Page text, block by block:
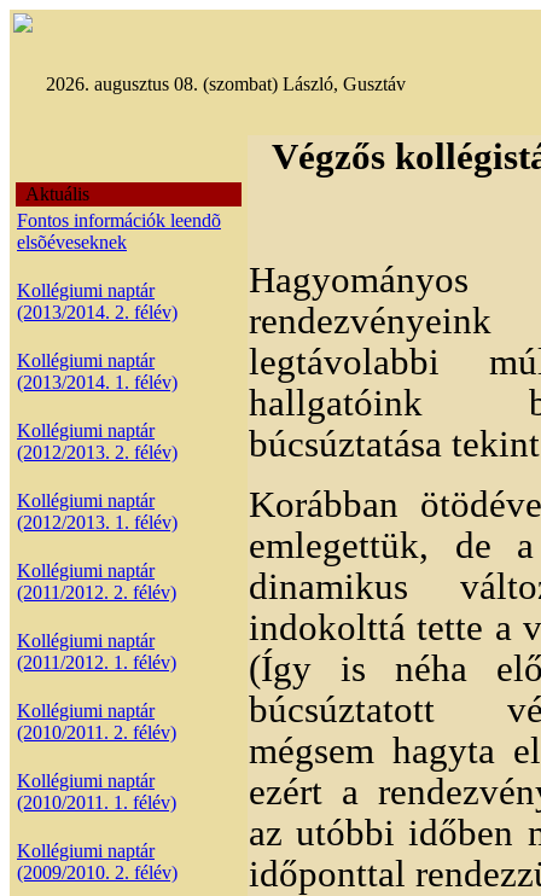
2026. augusztus 08. (szombat) László, Gusztáv
Aktuális
Fontos információk leendõ
elsõéveseknek
Kollégiumi naptár
(2013/2014. 2. félév)
Kollégiumi naptár
(2013/2014. 1. félév)
Kollégiumi naptár
(2012/2013. 2. félév)
Kollégiumi naptár
(2012/2013. 1. félév)
Kollégiumi naptár
(2011/2012. 2. félév)
Kollégiumi naptár
(2011/2012. 1. félév)
Kollégiumi naptár
(2010/2011. 2. félév)
Kollégiumi naptár
(2010/2011. 1. félév)
Kollégiumi naptár
(2009/2010. 2. félév)
Végzős
legtávolabbi
hallgatóink
búcsúztatása
Korábban
emlegettük, de
dinamikus
indokolttá tette a
(Így is néha
búcsúztatott
mégsem hagyta
ezért a
az utóbbi időben
időponttal